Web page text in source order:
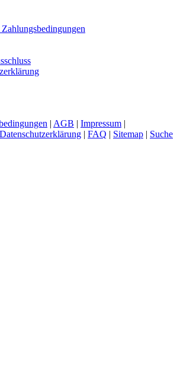
| AGB | Impressum |
Datenschutzerklärung | FAQ | Sitemap | Suche